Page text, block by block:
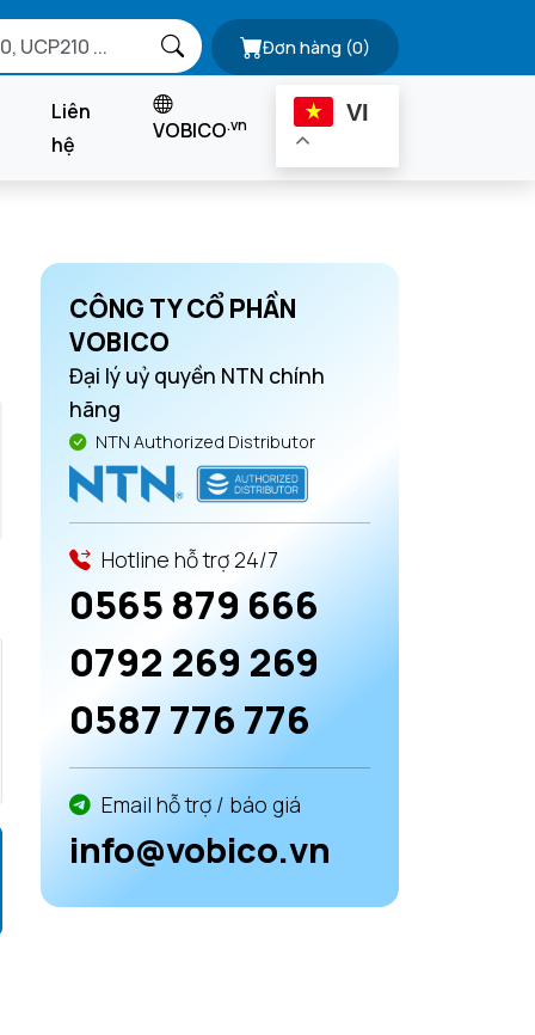
Đơn hàng (0)
Liên
hệ
VOBICO.vn VI
CÔNG TY CỔ PHẦN
VOBICO
Đại lý uỷ quyền NTN chính
hãng
NTN Authorized Distributor
Hotline hỗ trợ 24/7
0565 879 666
0792 269 269
0587 776 776
Email hỗ trợ / báo giá
info@vobico.vn